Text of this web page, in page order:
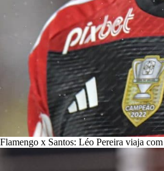
Flamengo x Santos: Léo Pereira viaja